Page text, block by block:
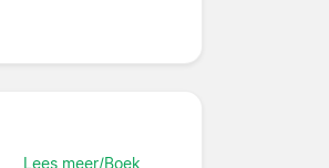
Lees meer/Boek